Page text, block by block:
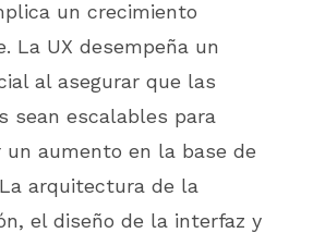
un crecimiento
La UX desempeña un
al asegurar que las
sean escalables para
un aumento en la base de
arquitectura de la
el diseño de la interfaz y